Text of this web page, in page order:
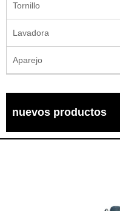
Tornillo
Lavadora
Aparejo
nuevos productos